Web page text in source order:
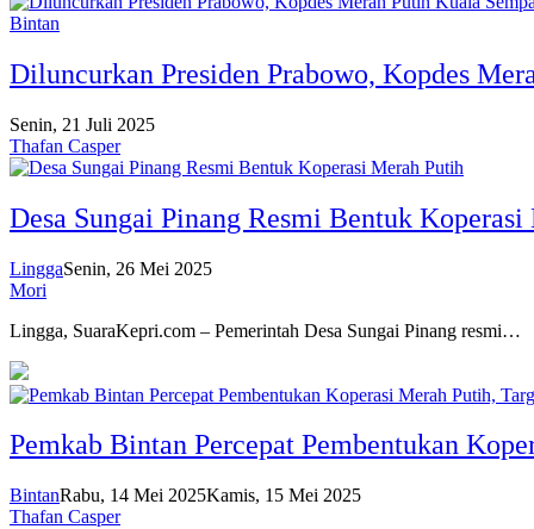
Bintan
Diluncurkan Presiden Prabowo, Kopdes
Senin, 21 Juli 2025
Thafan Casper
Desa Sungai Pinang Resmi Bentuk
LinggaSenin, 26 Mei 2025
Mori
Lingga, SuaraKepri.com – Pemerintah Desa Sungai Pinang resmi…
Pemkab Bintan Percepat Pembentukan
BintanRabu, 14 Mei 2025Kamis, 15 Mei 2025
Thafan Casper